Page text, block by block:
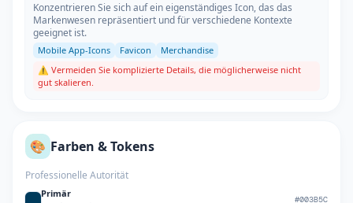
Konzentrieren Sie sich auf ein eigenständiges Icon, das das
Markenwesen repräsentiert und für verschiedene Kontexte
geeignet ist.
Mobile App-Icons Favicon
Merchandise
⚠️ Vermeiden Sie komplizierte Details, die möglicherweise nicht
gut skalieren.
🎨 Farben & Tokens
Professionelle Autorität
Primär
#003B5C